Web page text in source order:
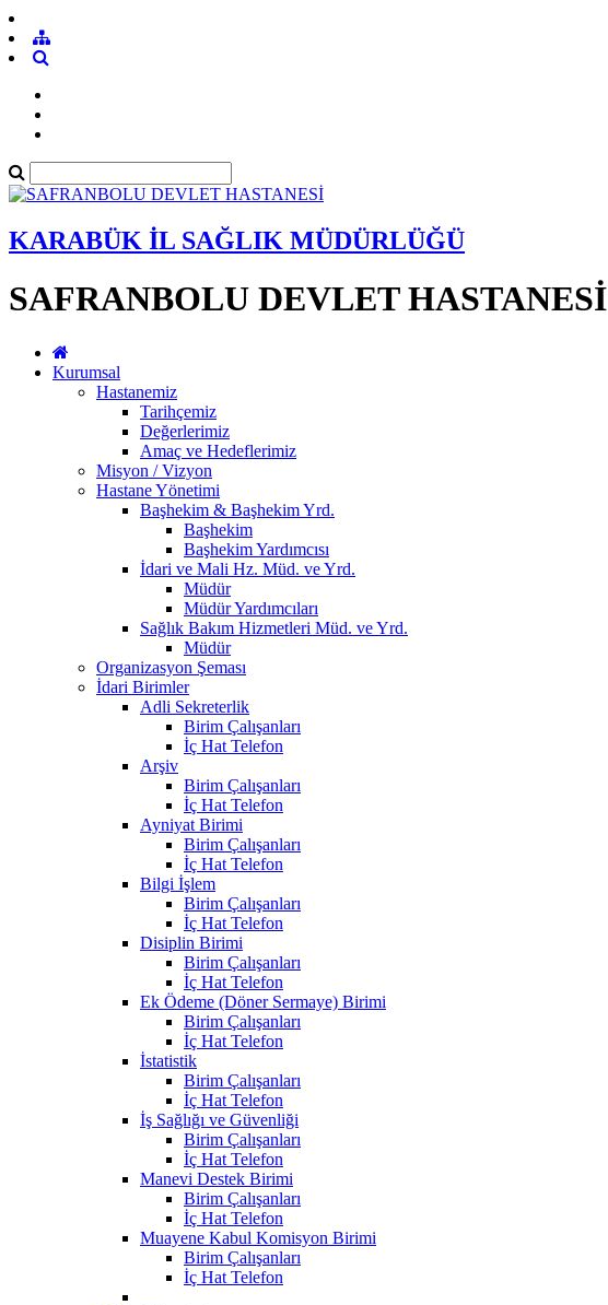
KARABÜK İL SAĞLIK MÜDÜRLÜĞÜ
SAFRANBOLU DEVLET HASTANESİ
Kurumsal
Hastanemiz
Tarihçemiz
Değerlerimiz
Amaç ve Hedeflerimiz
Misyon / Vizyon
Hastane Yönetimi
Başhekim & Başhekim Yrd.
Başhekim
Başhekim Yardımcısı
İdari ve Mali Hz. Müd. ve Yrd.
Müdür
Müdür Yardımcıları
Sağlık Bakım Hizmetleri Müd. ve Yrd.
Müdür
Organizasyon Şeması
İdari Birimler
Adli Sekreterlik
Birim Çalışanları
İç Hat Telefon
Arşiv
Birim Çalışanları
İç Hat Telefon
Ayniyat Birimi
Birim Çalışanları
İç Hat Telefon
Bilgi İşlem
Birim Çalışanları
İç Hat Telefon
Disiplin Birimi
Birim Çalışanları
İç Hat Telefon
Ek Ödeme (Döner Sermaye) Birimi
Birim Çalışanları
İç Hat Telefon
İstatistik
Birim Çalışanları
İç Hat Telefon
İş Sağlığı ve Güvenliği
Birim Çalışanları
İç Hat Telefon
Manevi Destek Birimi
Birim Çalışanları
İç Hat Telefon
Muayene Kabul Komisyon Birimi
Birim Çalışanları
İç Hat Telefon